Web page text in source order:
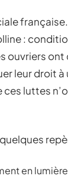
française.
:
ouvriers
leur droit à
luttes
en